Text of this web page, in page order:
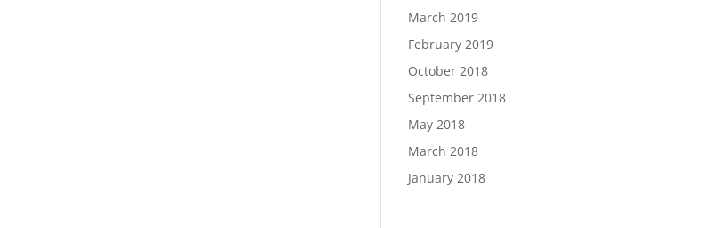
March 2019
February 2019
October 2018
September 2018
May 2018
March 2018
January 2018